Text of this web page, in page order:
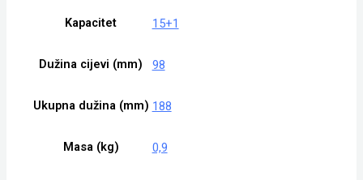
Kapacitet 15+1
Dužina cijevi (mm) 98
Ukupna dužina (mm) 188
Masa (kg) 0,9